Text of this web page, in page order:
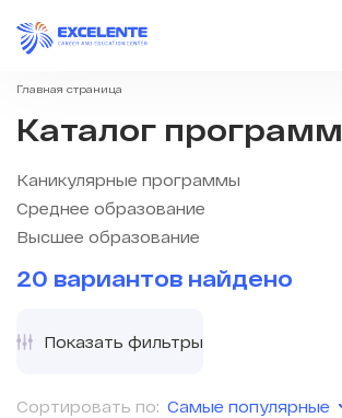
Главная страница
Каталог программ
Каникулярные программы
Среднее образование
Высшее образование
20 вариантов найдено
Сортировать по: Самые популярные
Показать фильтры